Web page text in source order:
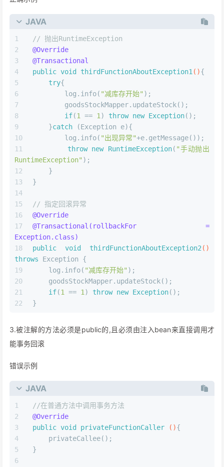
JAVA
// 抛出RuntimeException
@Override
@Transactional
public void thirdFunctionAboutException1(){
try{
        log.info(
"减库存开始" );
        goodsStockMapper.updateStock();
if(1 == 1) throw new Exception();
    }
catch (Exception e){
        log.info(
"出现异常"+e.getMessage());
throw new RuntimeException( "手动抛出
RuntimeException" );
    }
}
// 指定回滚异常
@Override
@Transactional(rollbackFor =
Exception.class)
public
void thirdFunctionAboutException2()
throws Exception {
    log.info(
"减库存开始" );
    goodsStockMapper.updateStock();
if(1 == 1) throw new Exception();
}
3.被注解的方法必须是public的,且必须由注入bean来直接调用才
能事务回滚
错误示例
JAVA
//在普通方法中调用事务方法
@Override
public void privateFunctionCaller (){
    privateCallee();
}